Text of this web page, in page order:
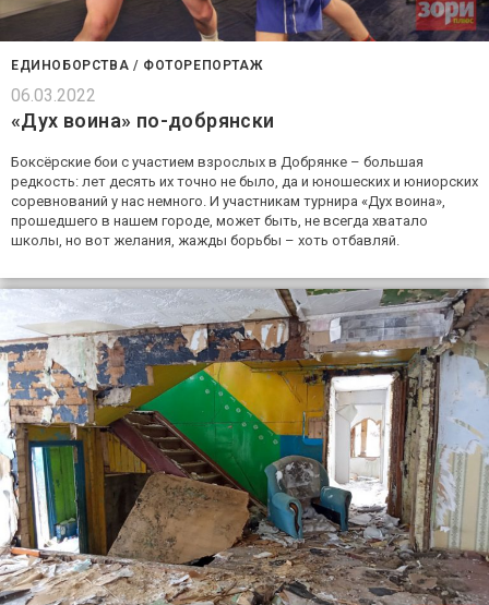
ЕДИНОБОРСТВА / ФОТОРЕПОРТАЖ
06.03.2022
«Дух воина» по-добрянски
Боксёрские бои с участием взрослых в Добрянке – большая
редкость: лет десять их точно не было, да и юношеских и юниорских
соревнований у нас немного. И участникам турнира «Дух воина»,
прошедшего в нашем городе, может быть, не всегда хватало
школы, но вот желания, жажды борьбы – хоть отбавляй.